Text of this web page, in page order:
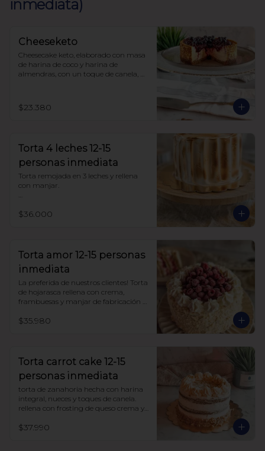
inmediata)
Cheeseketo
Cheesecake keto, elaborado con masa
de harina de coco y harina de
almendras, con un toque de canela,
endulzado con alulosa.
$23.380
Torta 4 leches 12-15
personas inmediata
Torta remojada en 3 leches y rellena
con manjar.
Harina de trigo
$36.000
Torta amor 12-15 personas
inmediata
La preferida de nuestros clientes! Torta
de hojarasca rellena con crema,
frambuesas y manjar de fabricación
con alulosa.
temperatura ambiente aprox 3 horas
antes de comer. si el lugar es muy frío
puedes dejarla mas tiempo.
$35.980
Torta carrot cake 12-15
personas inmediata
torta de zanahoria hecha con harina
integral, nueces y toques de canela.
rellena con frosting de queso crema y
alulosa.
$37.990